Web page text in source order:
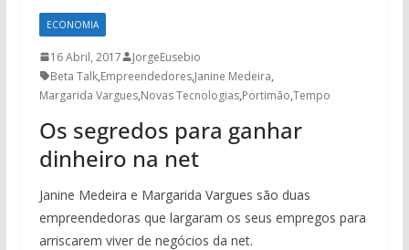
ECONOMIA
16 Abril, 2017
JorgeEusebio
Beta Talk,Empreendedores,Janine Medeira,
Margarida Vargues,Novas Tecnologias,Portimão,Tempo
Os segredos para ganhar
dinheiro na net
Janine Medeira e Margarida Vargues são duas
empreendedoras que largaram os seus empregos para
arriscarem viver de negócios da net.